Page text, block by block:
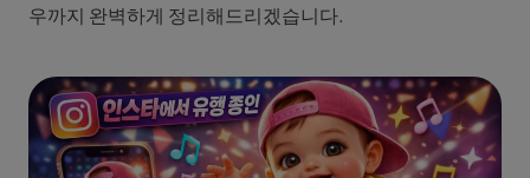
우까지 완벽하게 정리해드리겠습니다.